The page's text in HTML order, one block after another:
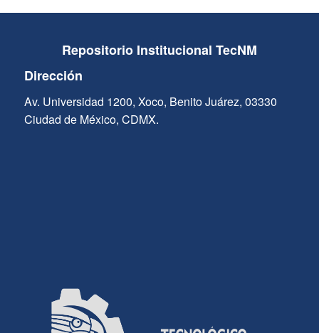
Repositorio Institucional TecNM
Dirección
Av. Universidad 1200, Xoco, Benito Juárez, 03330
Ciudad de México, CDMX.